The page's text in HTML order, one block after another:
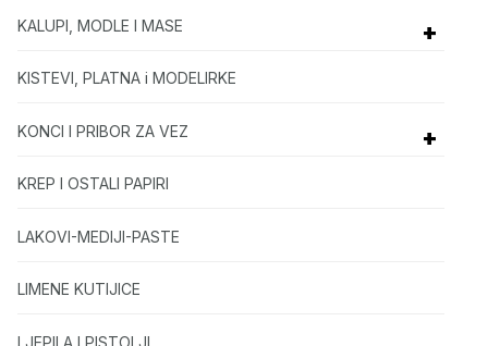
KALUPI, MODLE I MASE +
KISTEVI, PLATNA i MODELIRKE
KONCI I PRIBOR ZA VEZ +
KREP I OSTALI PAPIRI
LAKOVI-MEDIJI-PASTE
LIMENE KUTIJICE
LJEPILA I PISTOLJI